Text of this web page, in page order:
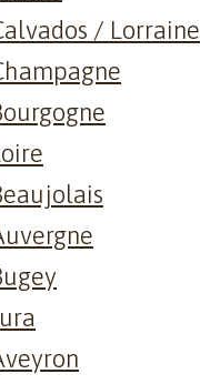
/ Lorraine